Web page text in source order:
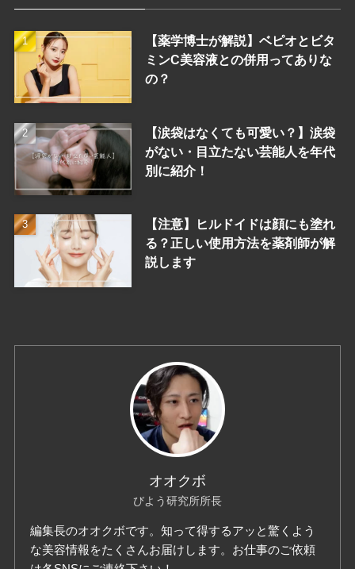
【薬学博士が解説】ベピオとビタ
ミンC美容液との併用ってありな
の？
【涙袋はなくても可愛い？】涙袋
がない・目立たない芸能人を年代
別に紹介！
【注意】ヒルドイドは顔にも塗れ
る？正しい使用方法を薬剤師が解
説します
オオクボ
びよう研究所所長
編集長のオオクボです。知って得するアッと驚くよう
な美容情報をたくさんお届けします。お仕事のご依頼